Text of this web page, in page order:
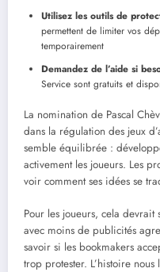
Utilisez les outils de
permettent de limiter vos
temporairement
Demandez de l’aide si
Service sont gratuits et
La nomination de Pascal
dans la régulation des jeux
semble équilibrée :
activement les joueurs. Les
voir comment ses idées se
Pour les joueurs, cela
avec moins de publicités
savoir si les bookmakers
trop protester. L’histoire